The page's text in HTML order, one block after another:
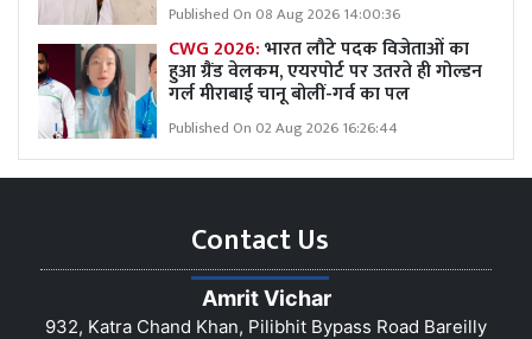
Published On 08 Aug 2026 14:00:36
CWG 2026:भारत लौटे पदक विजेताओं का
हुआ ग्रैंड वेलकम, एयरपोर्ट पर उतरते ही गोल्डन
गर्ल मीराबाई चानू बोलीं-गर्व का पल
Published On 02 Aug 2026 16:26:44
Contact Us
Amrit Vichar
932, Katra Chand Khan, Pilibhit Bypass Road Bareilly